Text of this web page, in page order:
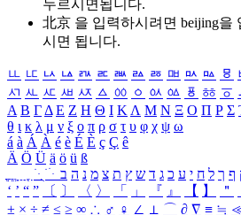
누르시면됩니다.
北京 을 입력하시려면 beijing을
시면 됩니다.
ㅥ ㅦ ㅧ ㅨ ㅩ ㅪ ㅫ ㅬ ㅭ ㅮ ㅯ ㅰ ㅱ
ㅺ ㅻ ㅼ ㅽ ㅾ ㅿ ㆀ ㆁ ㆂ ㆃ ㆄ ㆅ ㆆ
Α Β ΓΔ Ε Ζ Η Θ Ι ΚΛ Μ Ν Ξ Ο Π Ρ Σ
θ ι κ λ μ ν ξ ο π ρ σ τ υ φ χ ψ ω
á à Á À é è É È ç Ç ê
Ä Ö Ü ä ö ü ß
ִֶֹ ֻּ ׁׂ ף ך ל ח י ע כ ג ד ש ץ ת צ מ נ ה ב
‘ ’ “ ” 〔 〕 〈 〉 「 」 『 』 【 】 ＂
± × ÷ ≠ ≤ ≥ ∞ ∴ ♂ ♀ ∠ ⊥ ⌒ ∂ ∇ ≡ ≒